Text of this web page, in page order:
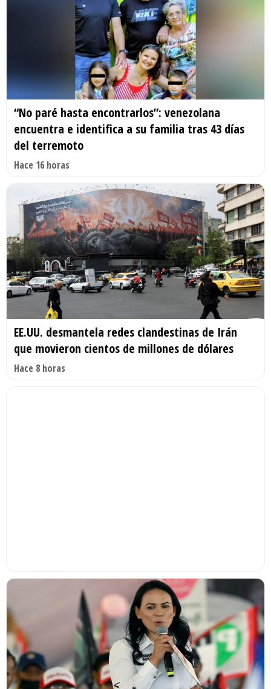
“No paré hasta encontrarlos”: venezolana
encuentra e identifica a su familia tras 43 días
del terremoto
Hace 16 horas
EE.UU. desmantela redes clandestinas de Irán
que movieron cientos de millones de dólares
Hace 8 horas